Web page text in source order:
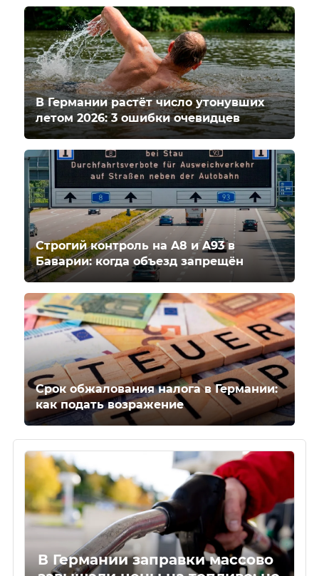
В Германии растёт число утонувших
летом 2026: 3 ошибки очевидцев
Строгий контроль на A8 и A93 в
Баварии: когда объезд запрещён
Срок обжалования налога в Германии:
как подать возражение
В Германии заправки массово